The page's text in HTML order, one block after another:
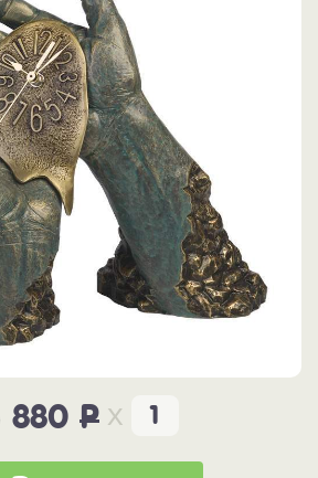
880 P x